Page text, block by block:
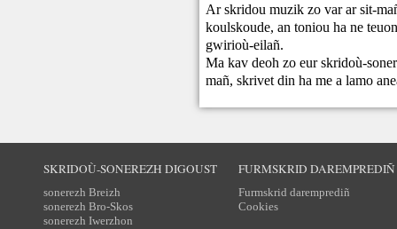
Ar skridou muzik zo var ar sit-
koulskoude, an toniou ha ne
gwirioù-eilañ.
Ma kav deoh zo eur skridoù-
mañ,skrivet din ha me a lamo
SKRIDOÙ-SONEREZH DIGOUST
sonerezh Breizh
sonerezh Bro-Skos
sonerezh Iwerzhon
FURMSKRID DAREMPREDIÑ
Furmskrid daremprediñ
Cookies